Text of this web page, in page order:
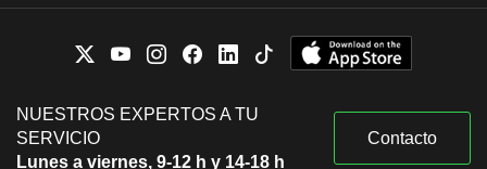
NUESTROS EXPERTOS A TU
SERVICIO
Lunes a viernes, 9-12 h y 14-18 h
Contacto